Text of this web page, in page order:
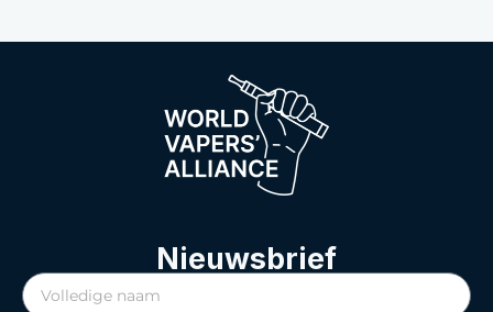
Nieuwsbrief